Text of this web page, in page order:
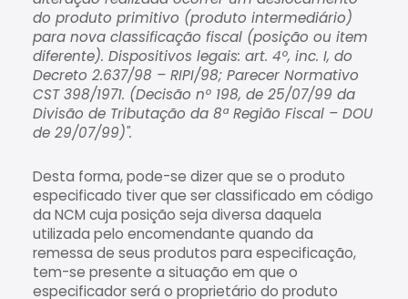
do produto primitivo (produto intermediário)
para nova classificação fiscal (posição ou item
diferente). Dispositivos legais: art. 4º, inc. I, do
Decreto 2.637/98 – RIPI/98; Parecer Normativo
CST 398/1971. (Decisão nº 198, de 25/07/99 da
Divisão de Tributação da 8ª Região Fiscal – DOU
de 29/07/99)".
Desta forma, pode-se dizer que se o produto
especificado tiver que ser classificado em código
da NCM cuja posição seja diversa daquela
utilizada pelo encomendante quando da
remessa de seus produtos para especificação,
tem-se presente a situação em que o
especificador será o proprietário do produto